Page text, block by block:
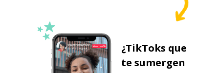
¿TikToks que
te sumergen